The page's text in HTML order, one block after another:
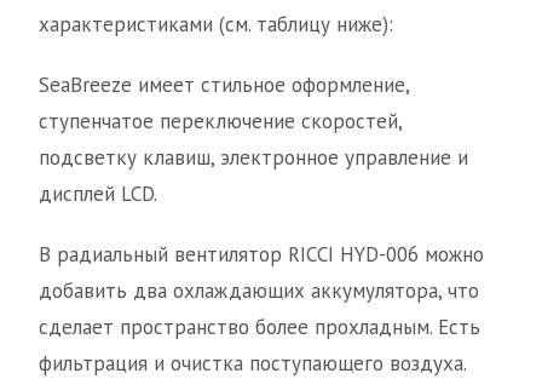
характеристиками (см. таблицу ниже):
SeaBreeze имеет стильное оформление,
ступенчатое переключение скоростей,
подсветку клавиш, электронное управление и
дисплей LCD.
В радиальный вентилятор RICCI HYD-006 можно
добавить два охлаждающих аккумулятора, что
сделает пространство более прохладным. Есть
фильтрация и очистка поступающего воздуха.